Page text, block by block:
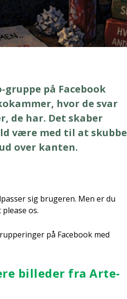
på Face­book
hvor de svar
de har. Det ska­ber
være med til at skub­be
over kan­ten.​
sig bru­ge­ren. Men er du
os.
på Face­book med
bil­le­der fra Arte­